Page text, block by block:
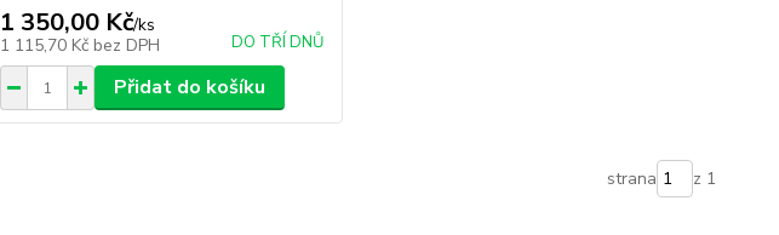
1 350,00 Kč/ks
1 115,70 Kč bez DPH DO TŘÍ DNŮ
Přidat do košíku
strana z 1